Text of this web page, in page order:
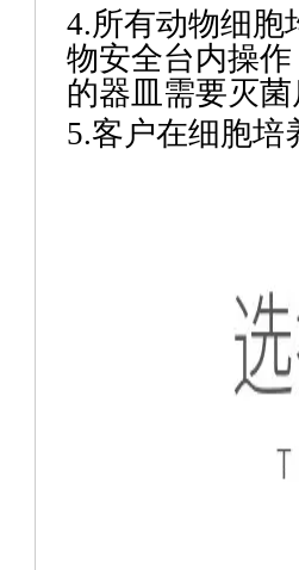
4.所有动物细胞
物安全台内操
的器皿需要灭
5.客户在细胞培